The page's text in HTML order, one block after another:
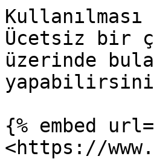
Ücetsiz bir
üzerinde
{% embed
<https://